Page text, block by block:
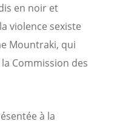
en noir et
violence sexiste
Mountraki, qui
Commission des
à la